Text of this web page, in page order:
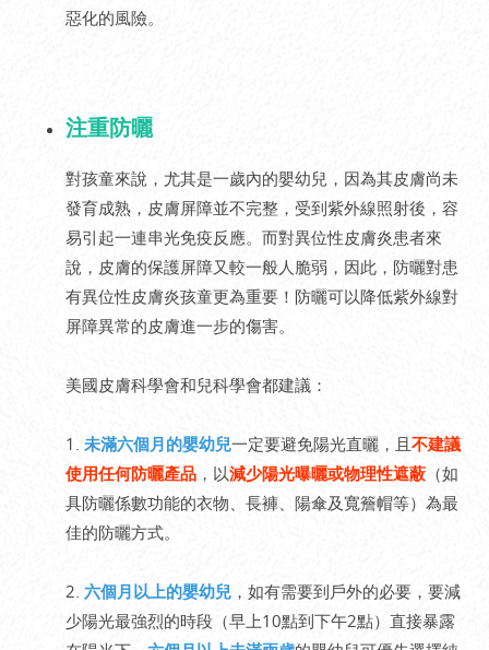
惡化的風險。
注重防曬
對孩童來說，尤其是一歲內的嬰幼兒，因為其皮膚尚未
發育成熟，皮膚屏障並不完整，受到紫外線照射後，容
易引起一連串光免疫反應。而對異位性皮膚炎患者來
說，皮膚的保護屏障又較一般人脆弱，因此，防曬對患
有異位性皮膚炎孩童更為重要！防曬可以降低紫外線對
屏障異常的皮膚進一步的傷害。
美國皮膚科學會和兒科學會都建議：
1. 未滿六個月的嬰幼兒一定要避免陽光直曬，且不建議
使用任何防曬產品 ，以減少陽光曝曬或物理性遮蔽 （如
具防曬係數功能的衣物、長褲、陽傘及寬簷帽等）為最
佳的防曬方式。
2. 六個月以上的嬰幼兒 ，如有需要到戶外的必要，要減
少陽光最強烈的時段（早上10點到下午2點）直接暴露